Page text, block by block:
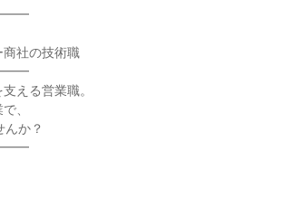
社の技術職
える営業職。
、
か？